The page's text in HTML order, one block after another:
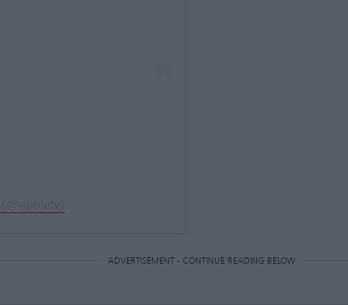
ADVERTISEMENT - CONTINUE READING BELOW